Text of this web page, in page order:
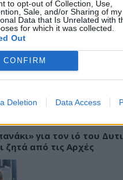
to opt-out of Collection, Use,
Sale, and/or Sharing of my
Data that Is Unrelated with
for which it was collected.
Out
CONFIRM
Deletion Data Access
Αυγούστου 2026 20:01
Οι κίνδυνοι για όσους
και παχυσαρκία
για τον ιό του
ζητά από τις Αρχές